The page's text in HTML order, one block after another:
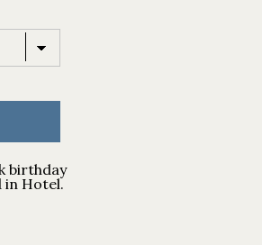
birthday
in Hotel.